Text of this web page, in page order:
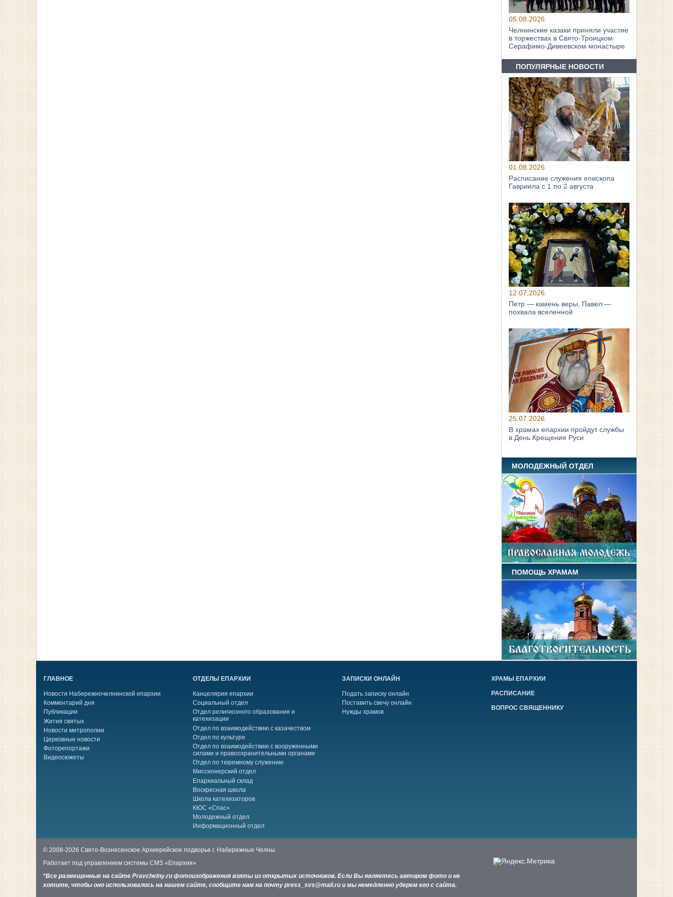
05.08.2026
Челнинские казаки приняли участие
в торжествах в Свято‑Троицком
Серафимо‑Дивеевском монастыре
ПОПУЛЯРНЫЕ НОВОСТИ
01.08.2026
Расписание служения епископа
Гавриила с 1 по 2 августа
12.07.2026
Петр — камень веры, Павел —
похвала вселенной
25.07.2026
В храмах епархии пройдут службы
в День Крещения Руси
МОЛОДЕЖНЫЙ ОТДЕЛ
ПОМОЩЬ ХРАМАМ
ГЛАВНОЕ
Новости Набережночелнинской епархии
Комментарий дня
Публикации
Жития святых
Новости митрополии
Церковные новости
Фоторепортажи
Видеосюжеты
ОТДЕЛЫ ЕПАРХИИ
Канцелярия епархии
Социальный отдел
Отдел религиозного образования и
катехизации
Отдел по взаимодействию с казачеством
Отдел по культуре
Отдел по взаимодействию с вооруженными
силами и правоохранительными органами
Отдел по тюремному служению
Миссионерский отдел
Епархиальный склад
Воскресная школа
Школа катехизаторов
КЮС «Спас»
Молодежный отдел
Информационный отдел
ЗАПИСКИ ОНЛАЙН
Подать записку онлайн
Поставить свечу онлайн
Нужды храмов
ХРАМЫ ЕПАРХИИ
РАСПИСАНИЕ
ВОПРОС СВЯЩЕННИКУ
© 2008-2026 Свято-Вознесенское Архиерейское подворье г. Набережные Челны.
Работает под управлением системы CMS «Епархия»
*Все размещенные на сайте Pravchelny.ru фотоизображения взяты из открытых источников. Если Вы являетесь автором фото и не
хотите, чтобы оно использовалось на нашем сайте, сообщите нам на почту press_svs@mail.ru и мы немедленно уберем его с сайта.